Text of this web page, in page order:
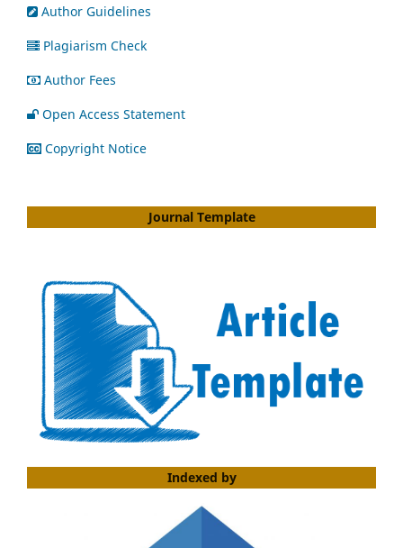
Author Guidelines
Plagiarism Check
Author Fees
Open Access Statement
Copyright Notice
Journal Template
Indexed by